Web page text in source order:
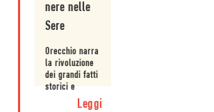
nere nelle
Sere
Orecchio narra
la rivoluzione
dei grandi fatti
storici e
quella delleLeggi